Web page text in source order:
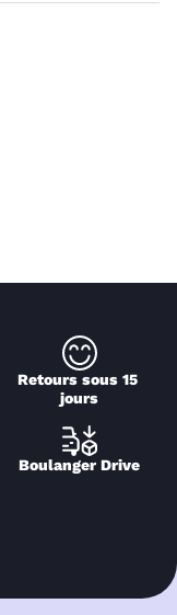
Retours sous 15
jours
Boulanger Drive